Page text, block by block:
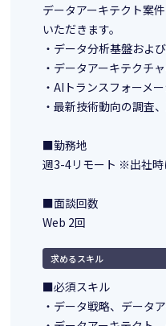
データアーキテクト案
いただきます。
・データ分析基盤およ
・データアーキテクチ
・AIトランスフォーメ
・最新技術動向の調査
■勤務地
週3-4リモート ※出社時
■面談回数
Web 2回
求めるスキル
■必須スキル
・データ戦略、データ